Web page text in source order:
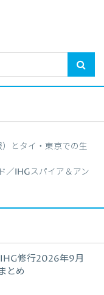
とタイ・東京での生
／IHGスパイア＆アン
修行2026年9月
とめ